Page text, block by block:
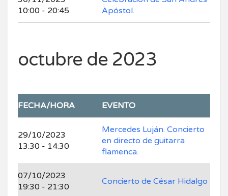
10:00 - 20:45
Apóstol.
octubre de 2023
FECHA/HORA EVENTO
29/10/2023
13:30 - 14:30
Mercedes Luján. Concierto
en directo de guitarra
flamenca.
07/10/2023
19:30 - 21:30
Concierto de César Hidalgo